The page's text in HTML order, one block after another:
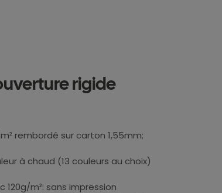
rigide
rembordé sur carton 1,55mm;
à chaud (13 couleurs au choix)
m²: sans impression